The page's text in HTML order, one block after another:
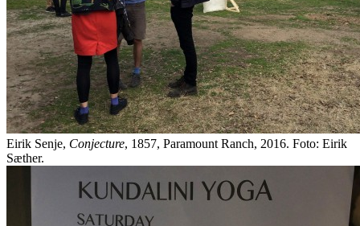
Eirik Senje, Conjecture, 1857, Paramount Ranch, 2016. Foto: Eirik
Sæther.